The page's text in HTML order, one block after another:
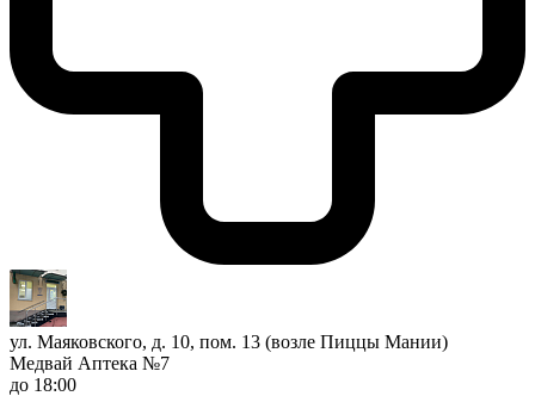
ул. Маяковского, д. 10, пом. 13 (возле Пиццы Мании)
Медвай Аптека №7
до 18:00